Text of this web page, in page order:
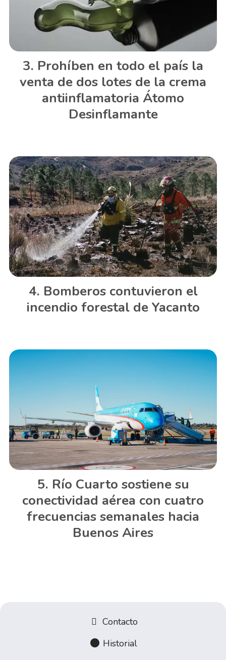
Prohíben en todo el país la
venta de dos lotes de la crema
antiinflamatoria Átomo
Desinflamante
Bomberos contuvieron el
incendio forestal de Yacanto
Río Cuarto sostiene su
conectividad aérea con cuatro
frecuencias semanales hacia
Buenos Aires
Contacto
Historial